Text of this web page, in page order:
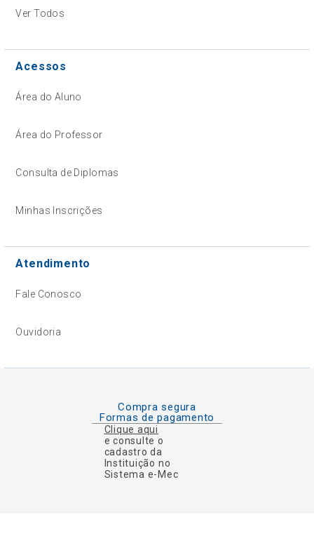
Ver Todos
Acessos
Área do Aluno
Área do Professor
Consulta de Diplomas
Minhas Inscrições
Atendimento
Fale Conosco
Ouvidoria
Compra segura
Formas de pagamento
Clique aqui
e consulte o
cadastro da
Instituição no
Sistema e-Mec